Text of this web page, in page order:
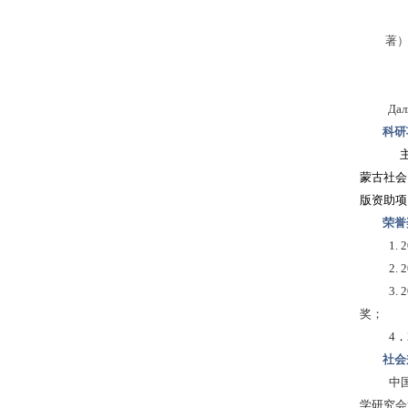
著）
科
蒙古社
版资助
荣
1.
2.
3.
奖；
4．
社
中
学研究